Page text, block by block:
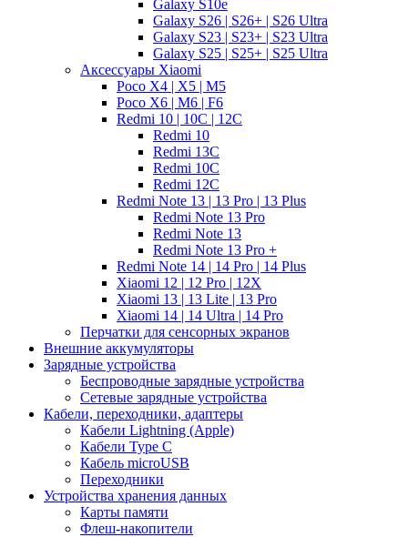
Galaxy S10e
Galaxy S26 | S26+ | S26 Ultra
Galaxy S23 | S23+ | S23 Ultra
Galaxy S25 | S25+ | S25 Ultra
Аксессуары Xiaomi
Poco X4 | X5 | M5
Poco X6 | M6 | F6
Redmi 10 | 10C | 12C
Redmi 10
Redmi 13C
Redmi 10C
Redmi 12C
Redmi Note 13 | 13 Pro | 13 Plus
Redmi Note 13 Pro
Redmi Note 13
Redmi Note 13 Pro +
Redmi Note 14 | 14 Pro | 14 Plus
Xiaomi 12 | 12 Pro | 12X
Xiaomi 13 | 13 Lite | 13 Pro
Xiaomi 14 | 14 Ultra | 14 Pro
Перчатки для сенсорных экранов
Внешние аккумуляторы
Зарядные устройства
Беспроводные зарядные устройства
Сетевые зарядные устройства
Кабели, переходники, адаптеры
Кабели Lightning (Apple)
Кабели Type C
Кабель microUSB
Переходники
Устройства хранения данных
Карты памяти
Флеш-накопители